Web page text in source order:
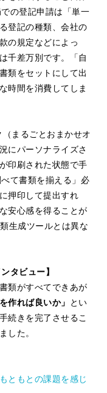
の登記申請は「単一
登記の種類、会社の
の規定などによっ
千差万別です。「自
類をセットにして出
時間を消費してしま
まるごとおまかせオ
にパーソナライズさ
印刷された状態で手
て書類を揃える」必
押印して提出すれ
安心感を得ることが
生成ツールとは異な
タビュー】
類がすべてできあが
作れば良いか」 とい
続きを完了させるこ
した。
ともとの課題を感じ